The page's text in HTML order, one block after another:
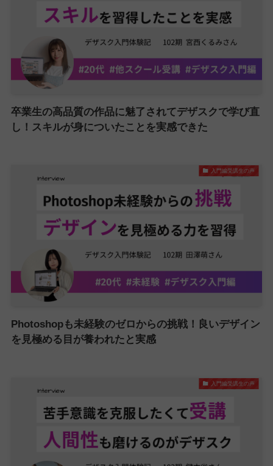
卒業生の高品質の作品に魅了されてデザスクで学び直
し！スキルが身についたことを実感できた
入門編受講生の声
Photoshopも未経験のゼロからの挑戦！良いデザイン
を見極める目が養われたと実感
入門編受講生の声